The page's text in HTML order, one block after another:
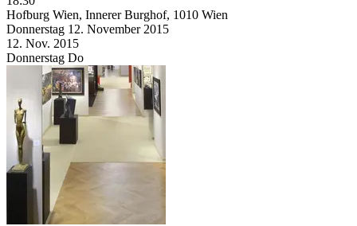
Hofburg Wien, Innerer Burghof, 1010 Wien
Donnerstag 12. November 2015
12. Nov. 2015
Donnerstag Do